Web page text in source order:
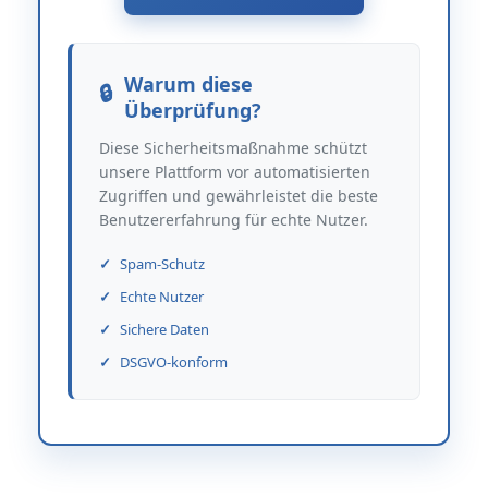
Warum diese
Überprüfung?
Diese Sicherheitsmaßnahme schützt
unsere Plattform vor automatisierten
Zugriffen und gewährleistet die beste
Benutzererfahrung für echte Nutzer.
Spam-Schutz
Echte Nutzer
Sichere Daten
DSGVO-konform